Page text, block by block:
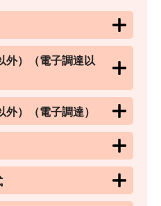
外）（電子調達以
外）（電子調達）